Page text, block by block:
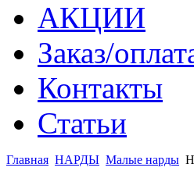
АКЦИИ
Заказ/
Контакты
Статьи
Главная НАРДЫ Малые нарды